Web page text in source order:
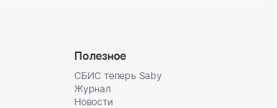
Полезное
СБИС теперь Saby
Журнал
Новости